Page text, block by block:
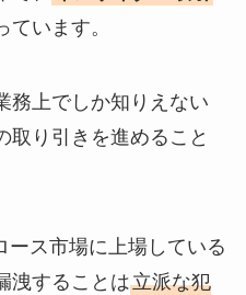
います。
務上でしか知りえない
取り引きを進めること
ース市場に上場している
洩することは立派な犯